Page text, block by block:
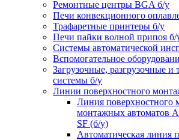
Ремонтные центры BGA б/у
Печи конвекционного
Трафаретные принтеры б/у
Печи пайки волной припоя б/
Системы автоматической
Вспомогательное
Загрузочные, разгрузочные и
системы б/у
Линии поверхностного
Линия поверхностного
монтажных автоматов
SF (б/у)
Автоматическая линия